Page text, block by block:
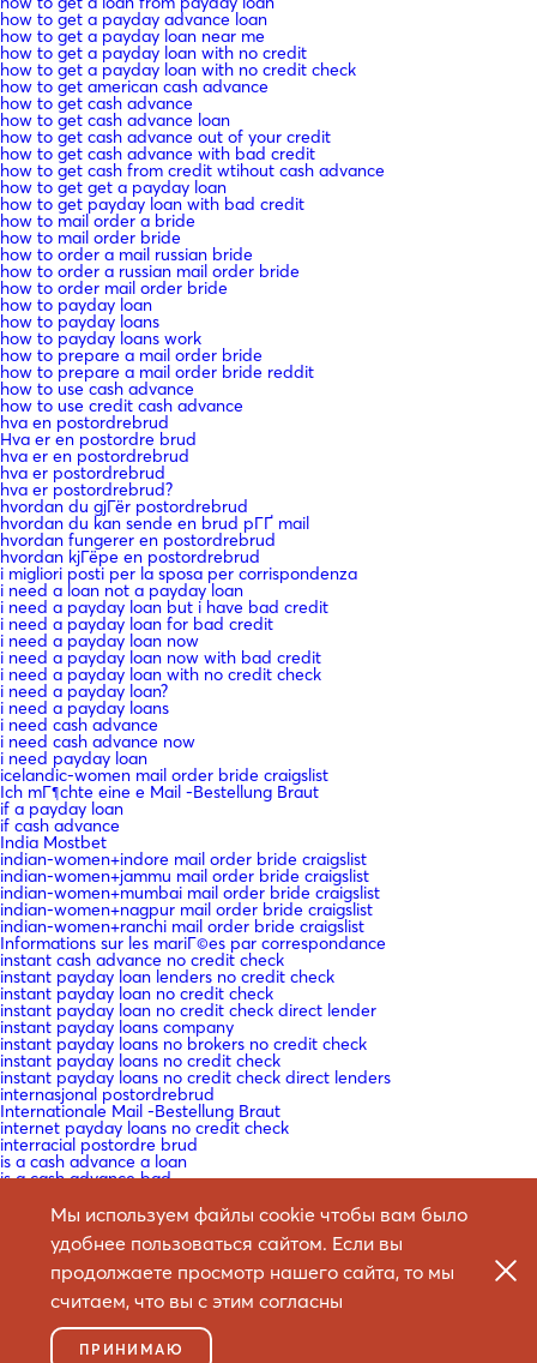
how to get a payday advance loan
how to get a payday loan near me
how to get a payday loan with no credit
how to get a payday loan with no credit check
how to get american cash advance
how to get cash advance
how to get cash advance loan
how to get cash advance out of your credit
how to get cash advance with bad credit
how to get cash from credit wtihout cash advance
how to get get a payday loan
how to get payday loan with bad credit
how to mail order a bride
how to mail order bride
how to order a mail russian bride
how to order a russian mail order bride
how to order mail order bride
how to payday loan
how to payday loans
how to payday loans work
how to prepare a mail order bride
how to prepare a mail order bride reddit
how to use cash advance
how to use credit cash advance
hva en postordrebrud
Hva er en postordre brud
hva er en postordrebrud
hva er postordrebrud
hva er postordrebrud?
hvordan du gjГёr postordrebrud
hvordan du kan sende en brud pГҐ mail
hvordan fungerer en postordrebrud
hvordan kjГёpe en postordrebrud
i migliori posti per la sposa per corrispondenza
i need a loan not a payday loan
i need a payday loan but i have bad credit
i need a payday loan for bad credit
i need a payday loan now
i need a payday loan now with bad credit
i need a payday loan with no credit check
i need a payday loan?
i need a payday loans
i need cash advance
i need cash advance now
i need payday loan
icelandic-women mail order bride craigslist
Ich mГ¶chte eine e Mail -Bestellung Braut
if a payday loan
if cash advance
India Mostbet
indian-women+indore mail order bride craigslist
indian-women+jammu mail order bride craigslist
indian-women+mumbai mail order bride craigslist
indian-women+nagpur mail order bride craigslist
indian-women+ranchi mail order bride craigslist
Informations sur les mariГ©es par correspondance
instant cash advance no credit check
instant payday loan lenders no credit check
instant payday loan no credit check
instant payday loan no credit check direct lender
instant payday loans company
instant payday loans no brokers no credit check
instant payday loans no credit check
instant payday loans no credit check direct lenders
internasjonal postordrebrud
Internationale Mail -Bestellung Braut
internet payday loans no credit check
interracial postordre brud
is a cash advance a loan
is a cash advance bad
is cash advance
is cash advance bad
is mail order bride safe
Ist Versandbestellbraut sicher
Istinita priДЌa o mladenki
IT Education
IT Vacancies
IT Образование
Мы используем файлы cookie чтобы вам было
удобнее пользоваться сайтом. Если вы
продолжаете просмотр нашего сайта, то мы
считаем, что вы с этим согласны
ПРИНИМАЮ